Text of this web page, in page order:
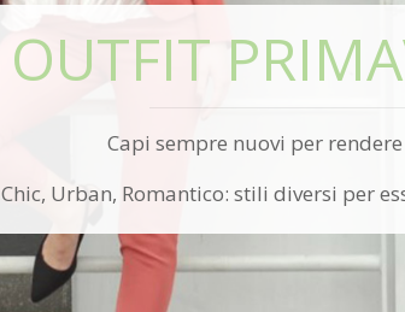
OUTFIT
Capi sempre nuovi per
Chic, Urban, Romantico: stili diversi per